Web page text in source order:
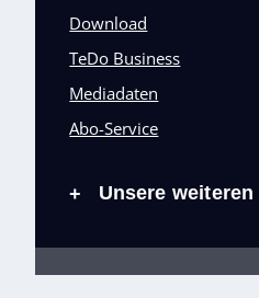
Download
TeDo Business
Mediadaten
Abo-Service
+ Unsere
ImpressumDatenschutz